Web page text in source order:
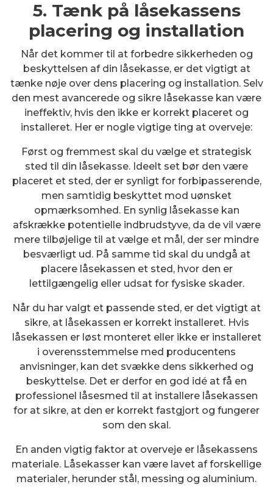
5. Tænk på låsekassens
placering og installation
Når det kommer til at forbedre sikkerheden og
beskyttelsen af din låsekasse, er det vigtigt at
tænke nøje over dens placering og installation. Selv
den mest avancerede og sikre låsekasse kan være
ineffektiv, hvis den ikke er korrekt placeret og
installeret. Her er nogle vigtige ting at overveje:
Først og fremmest skal du vælge et strategisk
sted til din låsekasse. Ideelt set bør den være
placeret et sted, der er synligt for forbipasserende,
men samtidig beskyttet mod uønsket
opmærksomhed. En synlig låsekasse kan
afskrække potentielle indbrudstyve, da de vil være
mere tilbøjelige til at vælge et mål, der ser mindre
besværligt ud. På samme tid skal du undgå at
placere låsekassen et sted, hvor den er
lettilgængelig eller udsat for fysiske skader.
Når du har valgt et passende sted, er det vigtigt at
sikre, at låsekassen er korrekt installeret. Hvis
låsekassen er løst monteret eller ikke er installeret
i overensstemmelse med producentens
anvisninger, kan det svække dens sikkerhed og
beskyttelse. Det er derfor en god idé at få en
professionel låsesmed til at installere låsekassen
for at sikre, at den er korrekt fastgjort og fungerer
som den skal.
En anden vigtig faktor at overveje er låsekassens
materiale. Låsekasser kan være lavet af forskellige
materialer, herunder stål, messing og aluminium.